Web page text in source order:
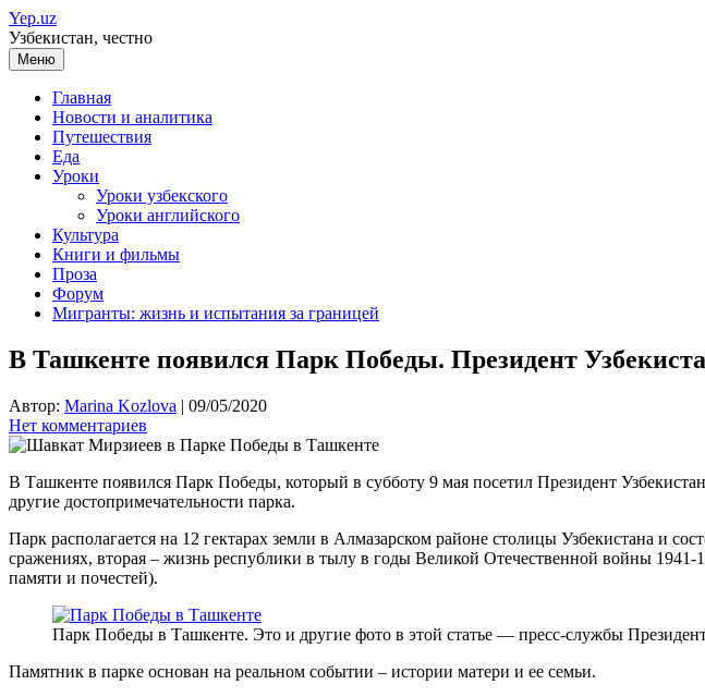
Перейти
к
содержимому
Yep.uz
Узбекистан, честно
Меню
Главная
Новости и аналитика
Путешествия
Еда
Уроки
Уроки узбекского
Уроки английского
Культура
Книги и фильмы
Проза
Форум
Мигранты: жизнь и испытания за границей
В Ташкенте появился Парк Победы. Президент
Автор: Marina Kozlova | 09/05/2020
Нет комментариев
В Ташкенте появился Парк Победы, который в субботу 9 мая посетил Президент
другие достопримечательности парка.
Парк располагается на 12 гектарах земли в Алмазарском районе столицы Узбекистана и
сражениях, вторая – жизнь республики в тылу в годы Великой Отечественной войны
памяти и почестей).
Парк Победы в Ташкенте. Это и другие фото в этой статье — пресс-службы
Памятник в парке основан на реальном событии – истории матери и ее семьи.